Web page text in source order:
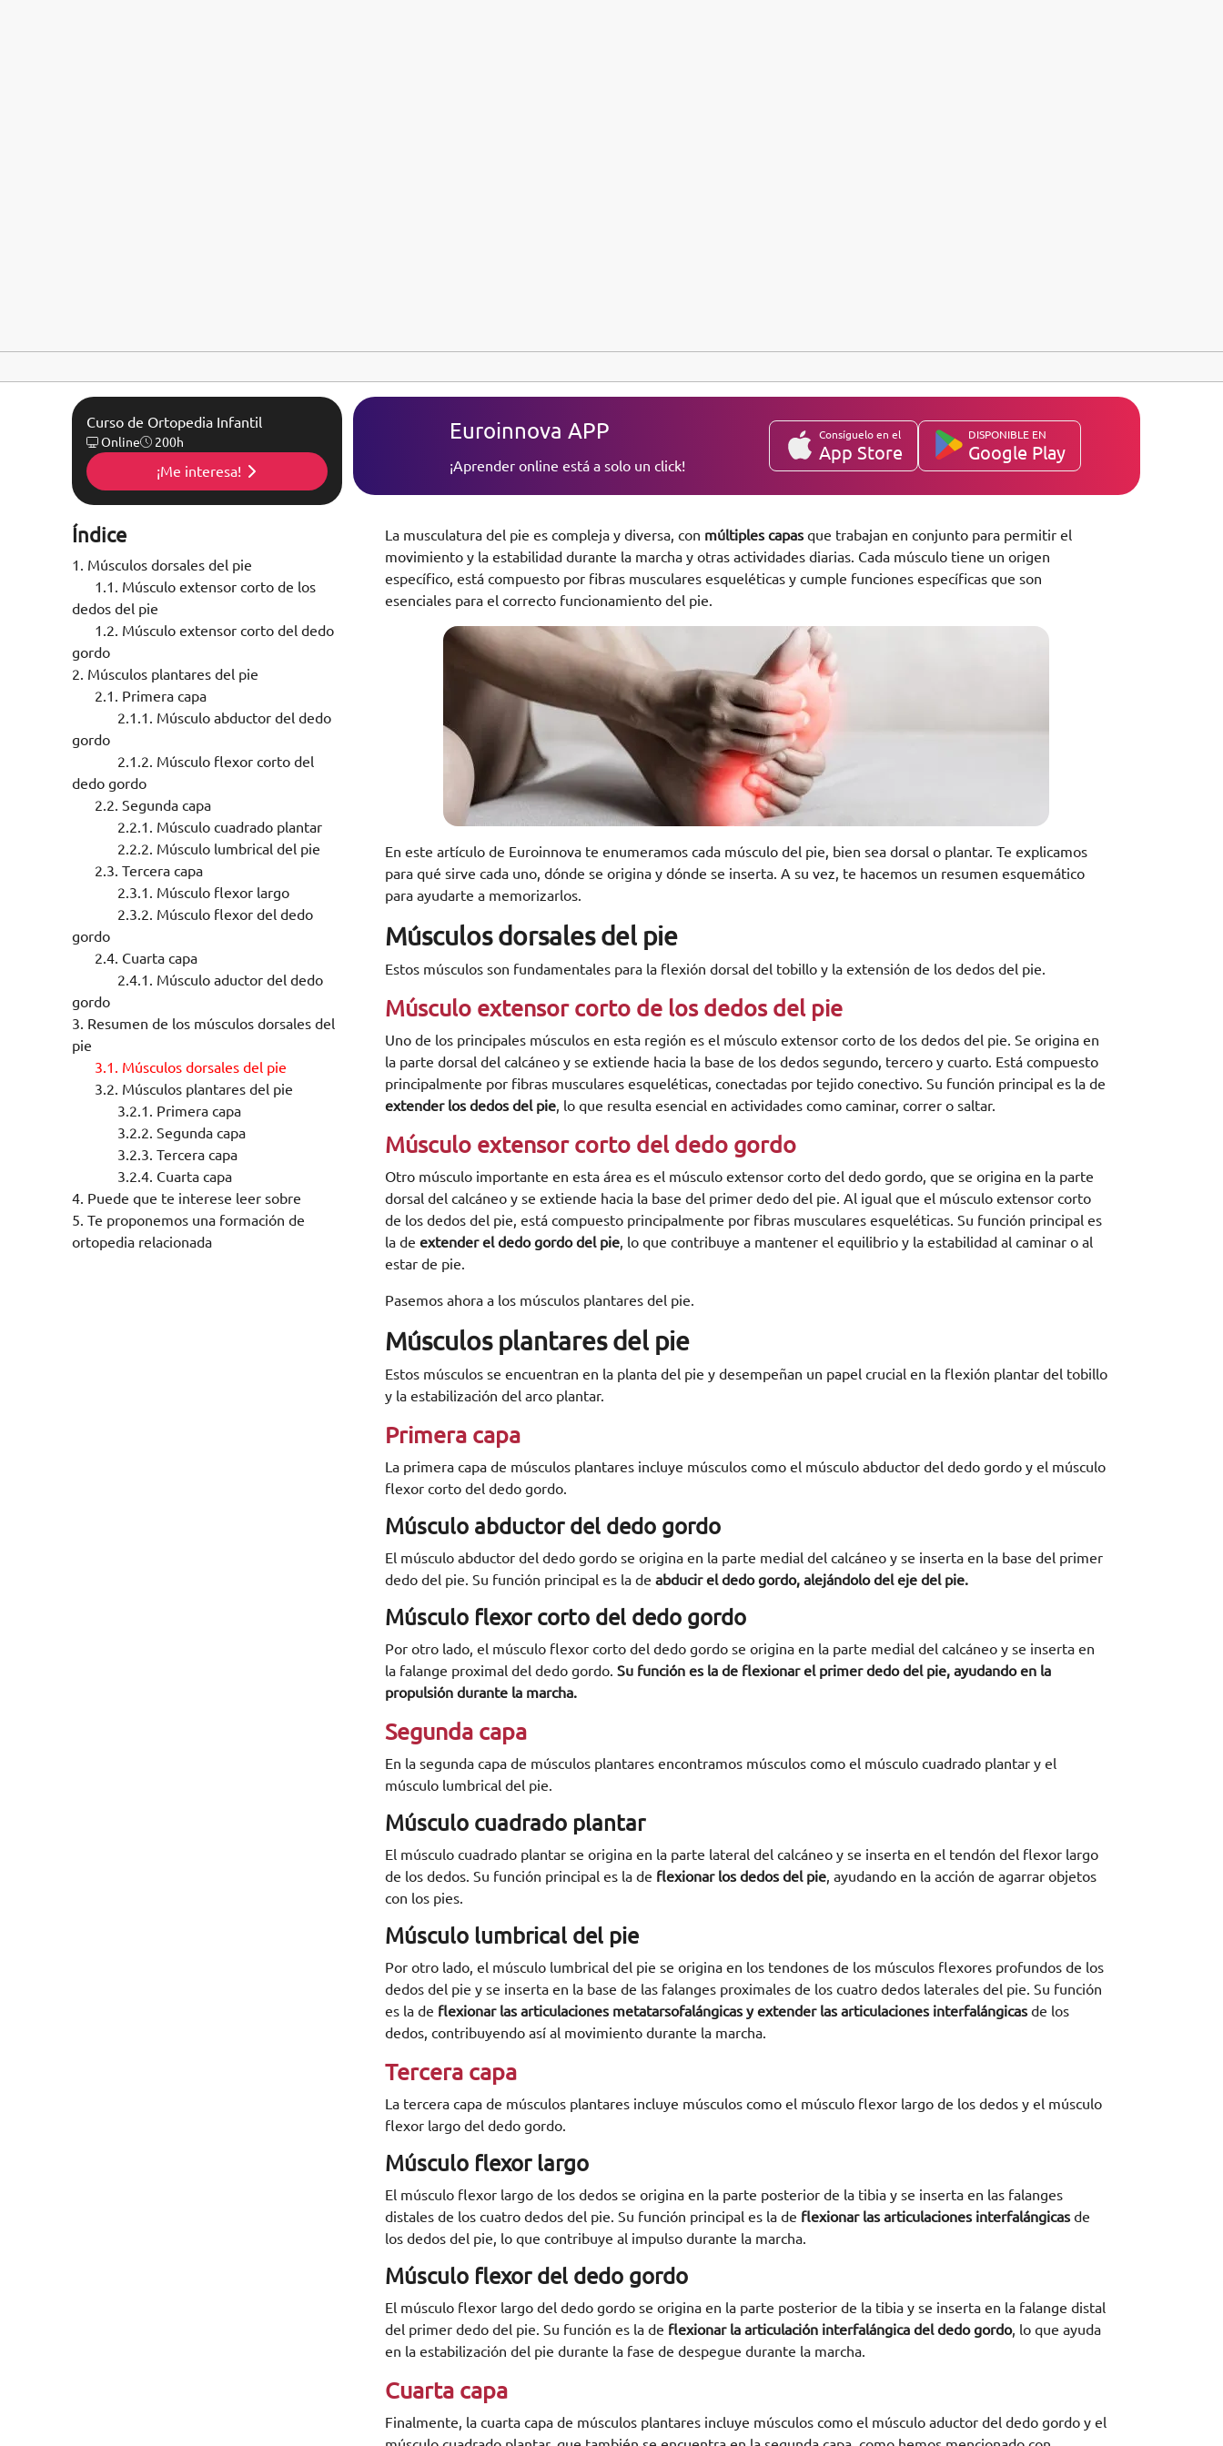
Curso de Ortopedia Infantil
Online 200h
¡Me interesa!
Índice
1. Músculos dorsales del pie
1.1. Músculo extensor corto de los
dedos del pie
1.2. Músculo extensor corto del dedo
gordo
2. Músculos plantares del pie
2.1. Primera capa
2.1.1. Músculo abductor del dedo
gordo
2.1.2. Músculo flexor corto del
dedo gordo
2.2. Segunda capa
2.2.1. Músculo cuadrado plantar
2.2.2. Músculo lumbrical del pie
2.3. Tercera capa
2.3.1. Músculo flexor largo
2.3.2. Músculo flexor del dedo
gordo
2.4. Cuarta capa
2.4.1. Músculo aductor del dedo
gordo
3. Resumen de los músculos dorsales del
pie
3.1. Músculos dorsales del pie
3.2. Músculos plantares del pie
3.2.1. Primera capa
3.2.2. Segunda capa
3.2.3. Tercera capa
3.2.4. Cuarta capa
4. Puede que te interese leer sobre
5. Te proponemos una formación de
ortopedia relacionada
Euroinnova APP
¡Aprender online está a solo un click!
Consíguelo en el
App Store
DISPONIBLE EN
Google Play
La musculatura del pie es compleja y diversa, con múltiples capasque trabajan en conjunto para permitir el
movimiento y la estabilidad durante la marcha y otras actividades diarias. Cada músculo tiene un origen
específico, está compuesto por fibras musculares esqueléticas y cumple funciones específicas que son
esenciales para el correcto funcionamiento del pie.
En este artículo de Euroinnova te enumeramos cada músculo del pie, bien seadorsal o plantar. Te explicamos
para qué sirve cada uno, dónde se origina y dónde se inserta. A su vez, te hacemos un resumen esquemático
para ayudarte a memorizarlos.
Músculos dorsales del pie
Estos músculos son fundamentales para la flexión dorsal del tobillo y la extensión de los dedos del pie.
Músculo extensor corto de los dedos del pie
Uno de los principales músculos en esta región es el músculo extensor corto de los dedos del pie. Se origina en
la parte dorsal del calcáneo y se extiende hacia la base de los dedos segundo, tercero y cuarto. Está compuesto
principalmente por fibras musculares esqueléticas, conectadas por tejido conectivo. Su función principal es la de
extender los dedos del pie, lo que resulta esencial en actividades como caminar, correr o saltar.
Músculo extensor corto del dedo gordo
Otro músculo importante en esta área es el músculo extensor corto del dedo gordo, que se origina en la parte
dorsal del calcáneo y se extiende hacia la base del primer dedo del pie. Al igual que el músculo extensor corto
de los dedos del pie, está compuesto principalmente por fibras musculares esqueléticas. Su función principal es
la de extender el dedo gordo del pie, lo que contribuye a mantener el equilibrio y la estabilidad al caminar o al
estar de pie.
Pasemos ahora a los músculos plantares del pie.
Músculos plantares del pie
Estos músculos se encuentran en la planta del pie y desempeñan un papel crucial en la flexión plantar del tobillo
y la estabilización del arco plantar.
Primera capa
La primera capa de músculos plantares incluye músculos como el músculo abductor del dedo gordo y el músculo
flexor corto del dedo gordo.
Músculo abductor del dedo gordo
El músculo abductor del dedo gordo se origina en la parte medial del calcáneo y se inserta en la base del primer
dedo del pie. Su función principal es la de abducir el dedo gordo, alejándolo del eje del pie.
Músculo flexor corto del dedo gordo
Por otro lado, el músculo flexor corto del dedo gordo se origina en la parte medial del calcáneo y se inserta en
la falange proximal del dedo gordo. Su función es la de flexionar el primer dedo del pie, ayudando en la
propulsión durante la marcha.
Segunda capa
En la segunda capa de músculos plantares encontramos músculos como el músculo cuadrado plantar y el
músculo lumbrical del pie.
Músculo cuadrado plantar
El músculo cuadrado plantar se origina en la parte lateral del calcáneo y se inserta en el tendón del flexor largo
de los dedos. Su función principal es la de flexionar los dedos del pie, ayudando en la acción de agarrar objetos
con los pies.
Músculo lumbrical del pie
Por otro lado, el músculo lumbrical del pie se origina en los tendones de los músculos flexores profundos de los
dedos del pie y se inserta en la base de las falanges proximales de los cuatro dedos laterales del pie. Su función
es la de flexionar las articulaciones metatarsofalángicas y extender las articulaciones interfalángicasde los
dedos, contribuyendo así al movimiento durante la marcha.
Tercera capa
La tercera capa de músculos plantares incluye músculos como el músculo flexor largo de los dedos y el músculo
flexor largo del dedo gordo.
Músculo flexor largo
El músculo flexor largo de los dedos se origina en la parte posterior de la tibia y se inserta en las falanges
distales de los cuatro dedos del pie. Su función principal es la de flexionar las articulaciones interfalángicasde
los dedos del pie, lo que contribuye al impulso durante la marcha.
Músculo flexor del dedo gordo
El músculo flexor largo del dedo gordo se origina en la parte posterior de la tibia y se inserta en la falange distal
del primer dedo del pie. Su función es la de flexionar la articulación interfalángica del dedo gordo, lo que ayuda
en la estabilización del pie durante la fase de despegue durante la marcha.
Cuarta capa
Finalmente, la cuarta capa de músculos plantares incluye músculos como el músculo aductor del dedo gordo y el